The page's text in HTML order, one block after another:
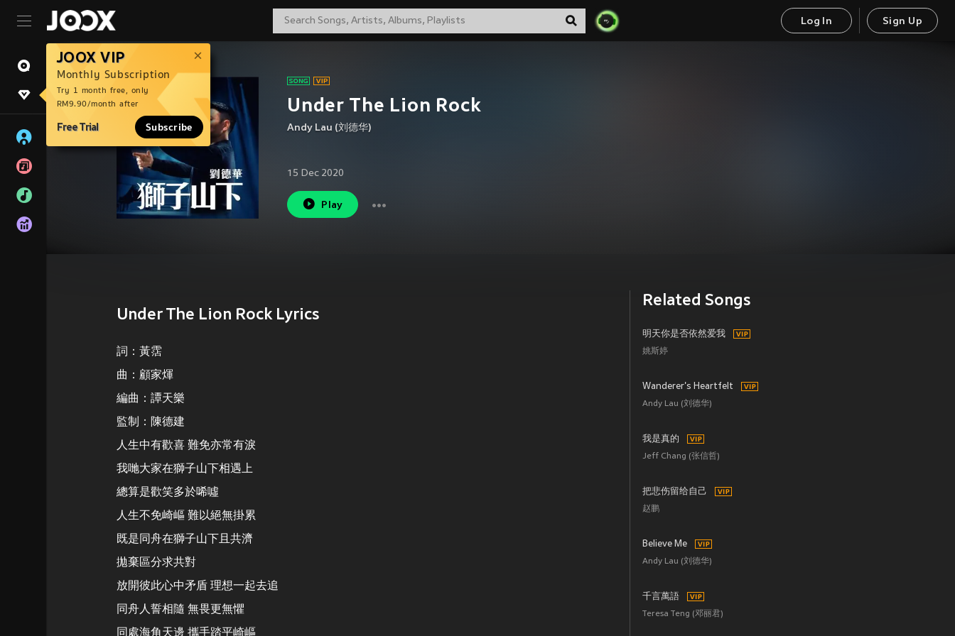
Log In Sign Up
JOOX VIP
Monthly Subscription
Try 1 month free, only
RM9.90/month after
Free Trial Subscribe
Under The Lion Rock
Andy Lau (刘德华)
15 Dec 2020
Play
Under The Lion Rock Lyrics
詞：黃霑
曲：顧家煇
編曲：譚天樂
監制：陳德建
人生中有歡喜 難免亦常有淚
我哋大家在獅子山下相遇上
總算是歡笑多於唏噓
人生不免崎嶇 難以絕無掛累
既是同舟在獅子山下且共濟
拋棄區分求共對
放開彼此心中矛盾 理想一起去追
同舟人誓相隨 無畏更無懼
同處海角天邊 攜手踏平崎嶇
Related Songs
明天你是否依然爱我
姚斯婷
Wanderer's Heartfelt
Andy Lau (刘德华)
我是真的
Jeff Chang (张信哲)
把悲伤留给自己
赵鹏
Believe Me
Andy Lau (刘德华)
千言萬語
Teresa Teng (邓丽君)